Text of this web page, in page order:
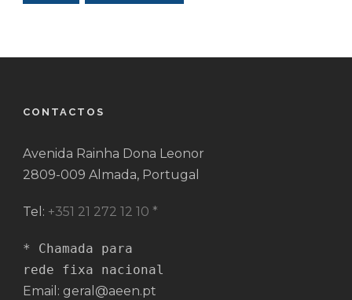
CONTACTOS
Avenida Rainha Dona Leonor
2809-009 Almada, Portugal
Tel: +351 21 272 12 10 *
* Chamada para
rede fixa nacional
Email: geral@aeen.pt